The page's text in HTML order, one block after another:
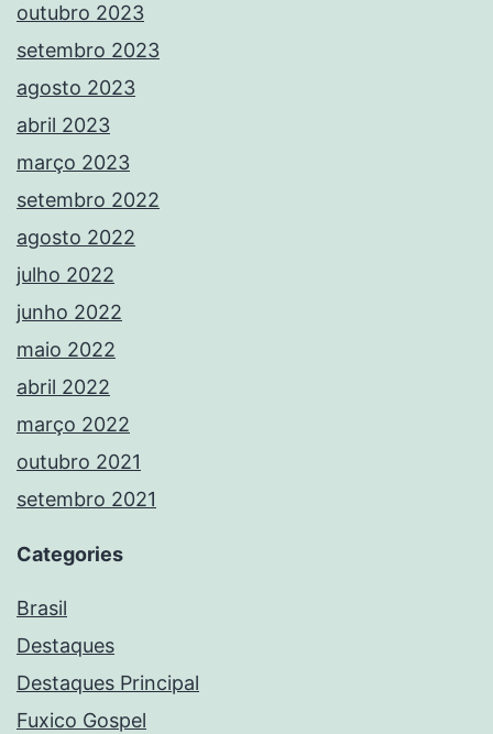
outubro 2023
setembro 2023
agosto 2023
abril 2023
março 2023
setembro 2022
agosto 2022
julho 2022
junho 2022
maio 2022
abril 2022
março 2022
outubro 2021
setembro 2021
Categories
Brasil
Destaques
Destaques Principal
Fuxico Gospel